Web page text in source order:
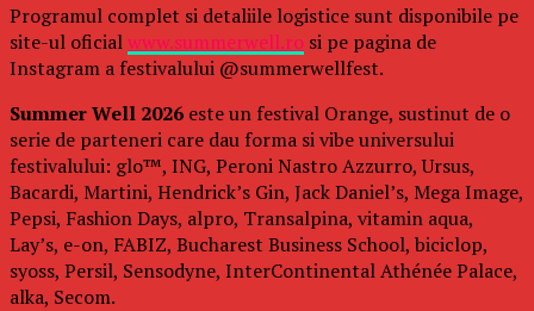
Programul complet si detaliile logistice sunt disponibile pe
site-ul oficialwww.summerwell.ro si pe pagina de
Instagram a festivalului @summerwellfest.
Summer Well 2026 este un festival Orange, sustinut de o
serie de parteneri care dau forma si vibe universului
festivalului: glo™, ING, Peroni Nastro Azzurro, Ursus,
Bacardi, Martini, Hendrick’s Gin, Jack Daniel’s, Mega Image,
Pepsi, Fashion Days, alpro, Transalpina, vitamin aqua,
Lay’s, e-on, FABIZ, Bucharest Business School, biciclop,
syoss, Persil, Sensodyne, InterContinental Athénée Palace,
alka, Secom.